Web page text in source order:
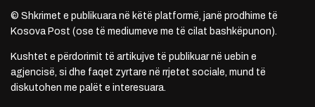
© Shkrimet e publikuara në këtë platformë, janë prodhime të
Kosova Post (ose të mediumeve me të cilat bashkëpunon).
Kushtet e përdorimit të artikujve të publikuar në uebin e
agjencisë, si dhe faqet zyrtare në rrjetet sociale, mund të
diskutohen me palët e interesuara.